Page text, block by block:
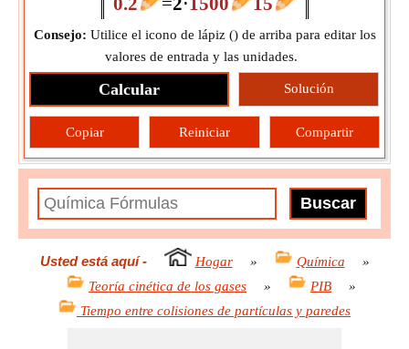
Consejo: Utilice el icono de lápiz () de arriba para editar los
valores de entrada y las unidades.
Calcular Solución
Copiar Reiniciar Compartir
Usted está aquí- Hogar » Química
»
Teoría cinética de los gases
» PIB
»
Tiempo entre colisiones de partículas y paredes